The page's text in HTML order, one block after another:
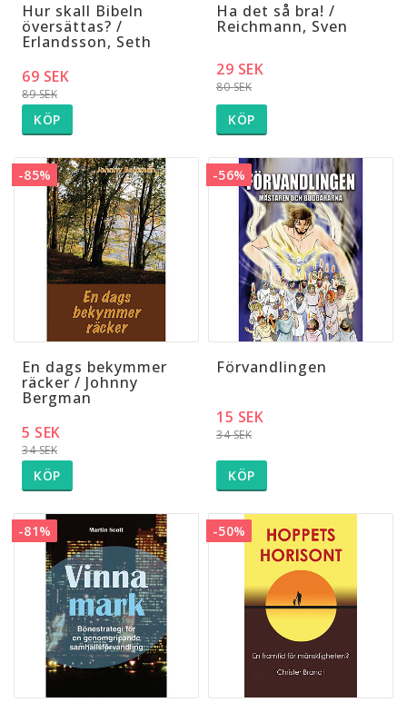
Hur skall Bibeln
översättas? /
Erlandsson, Seth
89 SEK
69 SEK
KÖP
Ha det så bra! /
Reichmann, Sven
80 SEK
29 SEK
KÖP
-85%
En dags bekymmer
räcker / Johnny
Bergman
34 SEK
5 SEK
KÖP
-56%
Förvandlingen
34 SEK
15 SEK
KÖP
-81% -50%